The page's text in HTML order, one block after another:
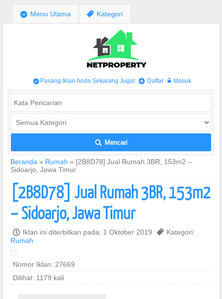
; Menu Utama , Kategori
/ Pasang Iklan Anda Sekarang Juga! + Daftar w Masuk
L Mencari
Beranda » Rumah » [2B8D78] Jual Rumah 3BR, 153m2 –
Sidoarjo, Jawa Timur
[2B8D78] Jual Rumah 3BR, 153m2
– Sidoarjo, Jawa Timur
P Iklan ini diterbitkan pada: 1 Oktober 2019 , Kategori:
Rumah
Nomor Iklan: 27669
Dilihat: 1179 kali